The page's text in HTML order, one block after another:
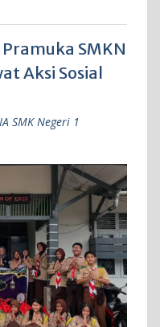
SMKN
Aksi Sosial
SMK Negeri 1